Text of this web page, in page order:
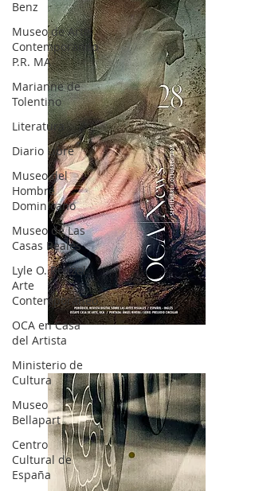
Benz
Museo de Arte
Contemporáneo
P.R. MA
Marianne de
Tolentino
Literatura
Diario Libre
Museo del
Hombre
Dominicano
Museo de Las
Casas Reales
Lyle O. Reitzel
Arte
Contemporáneo
OCA en Casa
del Artista
Ministerio de
Cultura
Museo
Bellapart
Centro
Cultural de
España
OCA|News 28 / Julio-Agosto-Septiembre, 2023